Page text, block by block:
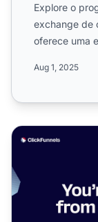
Explore o
exchange de
oferece uma
Aug 1, 2025
Programa de